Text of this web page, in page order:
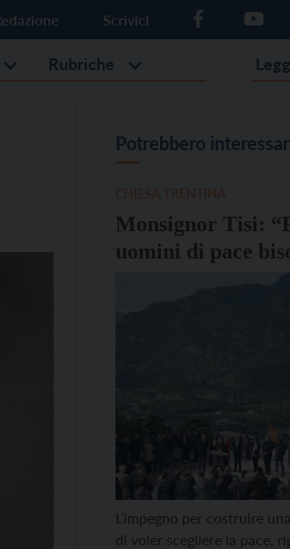
Scrivici
Rubriche
Potrebbero
Monsignor Tisi:
uomini di pace
L’impegno per costruire
di voler scegliere la pace,